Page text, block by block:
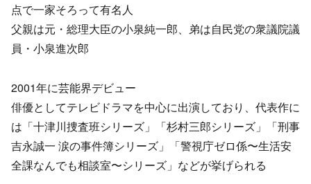
点で一家そろって有名人
父親は元・総理大臣の小泉純一郎、弟は自民党の衆議院議
員・小泉進次郎
2001年に芸能界デビュー
俳優としてテレビドラマを中心に出演しており、代表作に
は「十津川捜査班シリーズ」「杉村三郎シリーズ」「刑事
吉永誠一 涙の事件簿シリーズ」「警視庁ゼロ係〜生活安
全課なんでも相談室〜シリーズ」などが挙げられる